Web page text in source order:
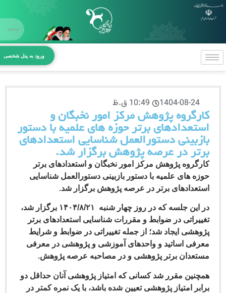
ورود به پنل شخصی
بخش‌های
1404-08-24 10:49 ق.ظ
پژوهش مرکز امور نخبگان و
برتر حوزه های علمیه با دستور
دستورالعمل شناسایی استعدادهای
در عرصه پژوهش برگزار شد.
پژوهش مرکز امور نخبگان و استعدادهای برتر
های علمیه با دستور بازبینی دستورالعمل شناسایی
برتر در عرصه پژوهش برگزار شد.
در این جلسه که در روز چهار شنبه ۱۴۰۴/۸/۲۱ برگزار شد،
در ضوابط و مقررات شناسایی استعدادهای برتر
ایجاد شد؛ از جمله تغییراتی در ضوابط و شرایط
اساتید و واحدهای آموزشی و پژوهشی در معرفی
برتر پژوهشی و در مصاحبه عرصه پژوهش.
مقرر شد کسانی که امتیاز پژوهشی آنان حداقل دو
امتیاز پژوهشی تعیین شده باشد، با یک نمره کمتر در